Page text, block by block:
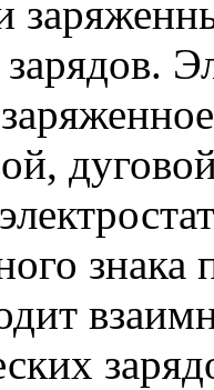
знака